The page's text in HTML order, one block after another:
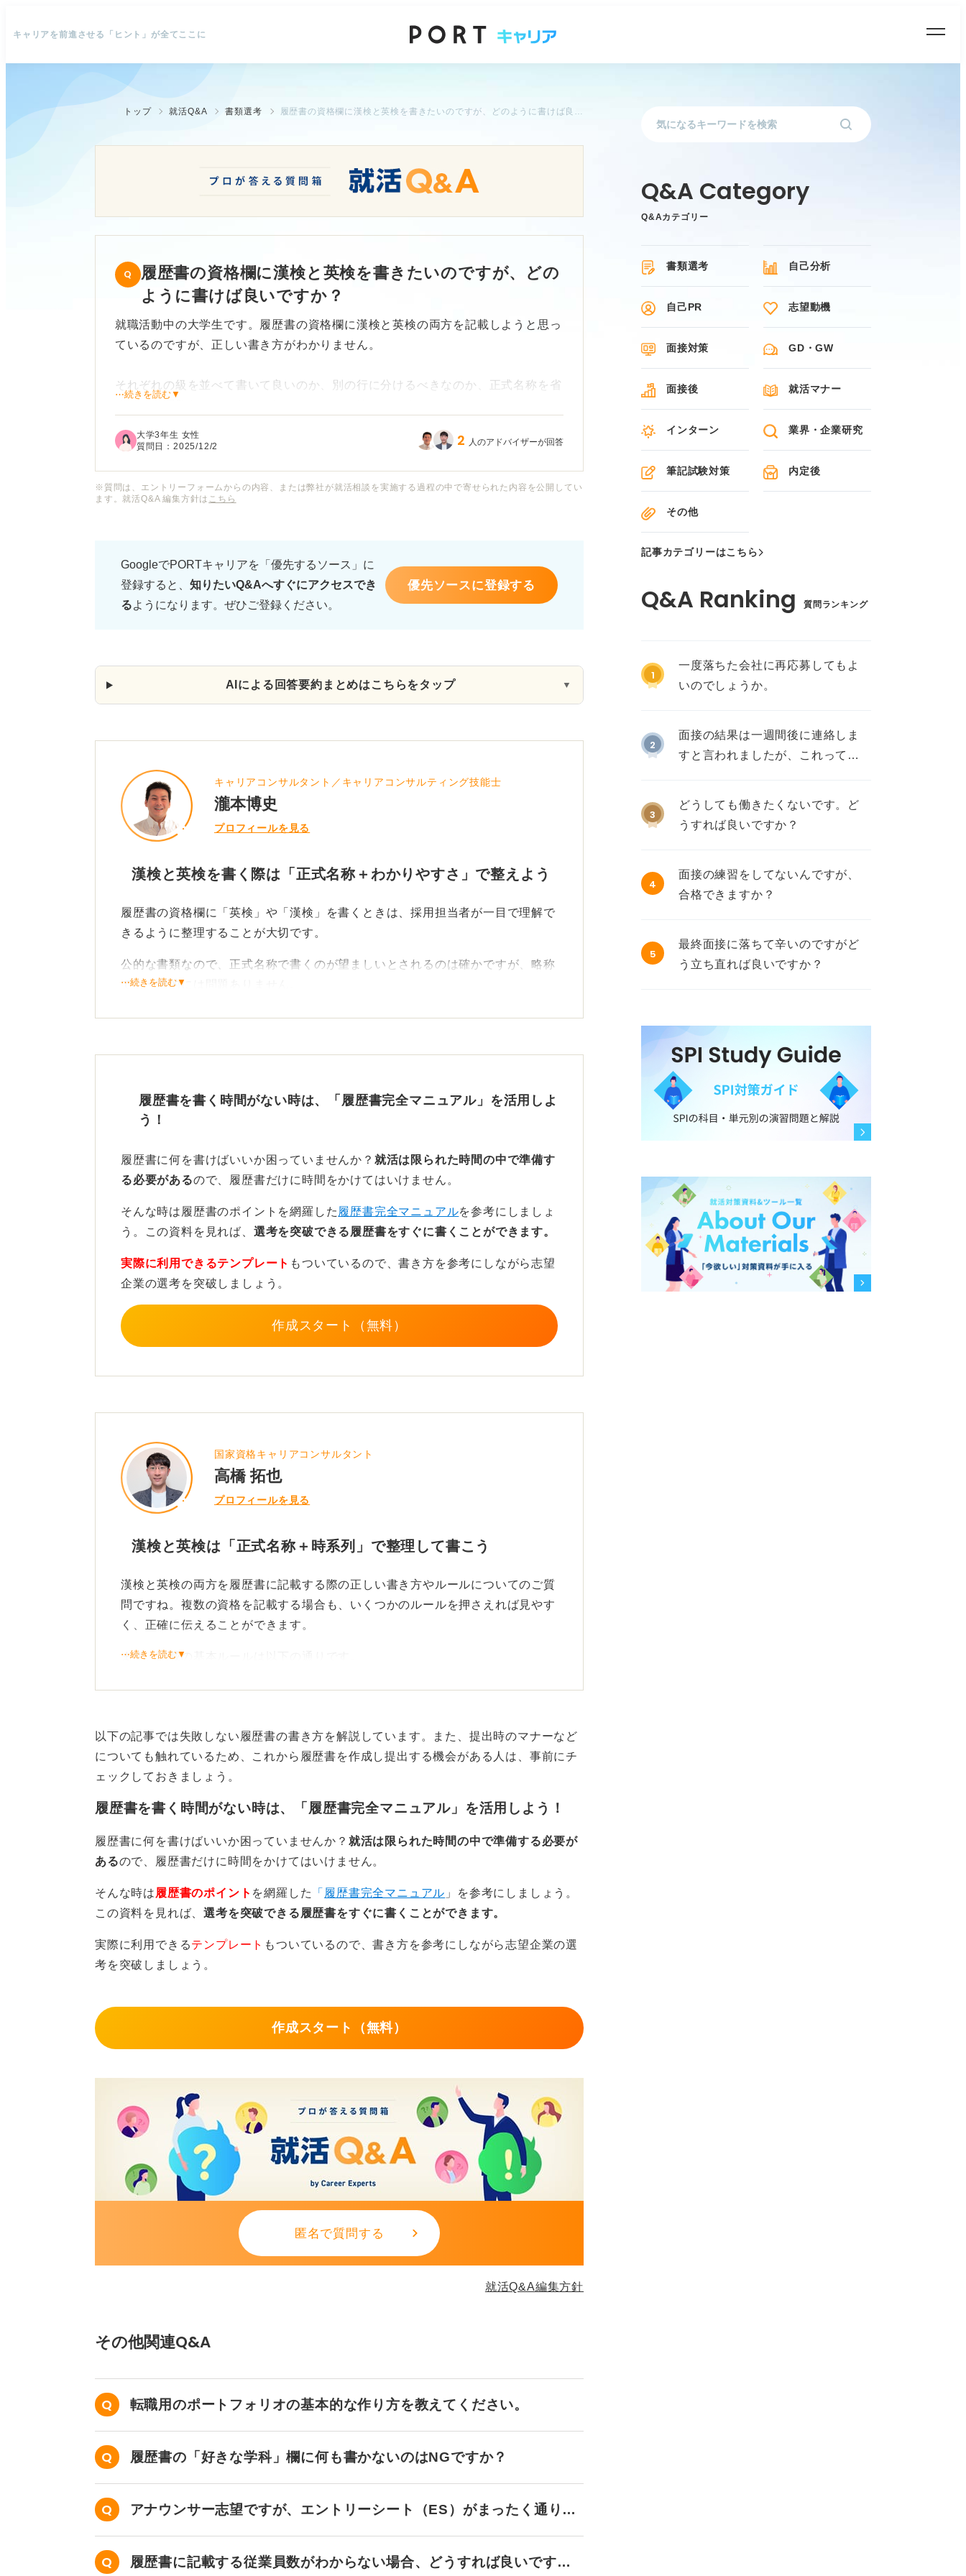
キャリアを前進させる「ヒント」が全てここに
トップ 就活Q&A 書類選考 履歴書の資格欄に漢検と英検を書きたいのですが、どのように書けば良いですか？
履歴書の資格欄に漢検と英検を書きたいのですが、どの
ように書けば良いですか？
就職活動中の大学生です。履歴書の資格欄に漢検と英検の両方を記載しようと思っ
ているのですが、正しい書き方がわかりません。
それぞれの級を並べて書いて良いのか、別の行に分けるべきなのか、正式名称を省
漢検と英検の書き方には、何かルールがあるのでしょうか？
また、資格欄のスペースが限られている場合、漢検と英検をどのような順番で書く
のがマナーとして正しいのかも知りたいです。履歴書で漢検と英検を正しく、見や
⋯続きを読む▼
大学3年生 女性
質問日：2025/12/2 2 人のアドバイザーが回答
※質問は、エントリーフォームからの内容、または弊社が就活相談を実施する過程の中で寄せられた内容を公開してい
ます。就活Q&A 編集方針は こちら
GoogleでPORTキャリアを「優先するソース」に
登録すると、 知りたいQ&Aへすぐにアクセスでき
るようになります。ぜひご登録ください。
優先ソースに登録する
AIによる回答要約まとめはこちらをタップ ▼
キャリアコンサルタント／キャリアコンサルティング技能士
瀧本博史
プロフィールを見る
漢検と英検を書く際は「正式名称＋わかりやすさ」で整えよう
履歴書の資格欄に「英検」や「漢検」を書くときは、採用担当者が一目で理解で
きるように整理することが大切です。
公的な書類なので、正式名称で書くのが望ましいとされるのは確かですが、略称
でも一般的には問題ありません。
たとえば「英検2級」、「漢検2級」と記載しても、多くの企業では十分通じま
それぞれの正しい表記は、「公益財団法人 日本英語検定協会 実用英語技能検定
得」となります。
履歴書の資格欄の書き方に厳密なルールはありませんが、単に時系列ではなく、
応募職種との関連性を意識して順番を決めると良いでしょう。
たとえば、国際的なコミュニケーションが重視される職種なら英検を先に、文章
力や語彙力が重要視される分野なら漢検を先に書くほうが自然です。
また、限られたスペースに複数の資格を並べるときには、「実用英語技能検定二
日に数多くの応募書類を確認します。整ったレイアウトやわかりやすい表現は、
資格そのものよりも、書き方の丁寧さや文字の揃い方から、応募者の誠実さや仕
事に対する姿勢が感じ取られることも少なくありません。
履歴書は自分を表現する最初のビジネス文書です。内容の正確さはもちろん、読
み手への配慮が伝わる一枚を目指すことが、内定への第一歩になります。
0
⋯続きを読む▼
履歴書を書く時間がない時は、「履歴書完全マニュアル」を活用しよ
う！
履歴書に何を書けばいいか困っていませんか？ 就活は限られた時間の中で準備す
る必要があるので、履歴書だけに時間をかけてはいけません。
そんな時は履歴書のポイントを網羅した 履歴書完全マニュアルを参考にしましょ
う。この資料を見れば、 選考を突破できる履歴書をすぐに書くことができます。
実際に利用できるテンプレート もついているので、書き方を参考にしながら志望
企業の選考を突破しましょう。
作成スタート（無料）
国家資格キャリアコンサルタント
高橋 拓也
プロフィールを見る
漢検と英検は「正式名称＋時系列」で整理して書こう
漢検と英検の両方を履歴書に記載する際の正しい書き方やルールについてのご質
問ですね。複数の資格を記載する場合も、いくつかのルールを押さえれば見やす
く、正確に伝えることができます。
まず、記載の基本ルールは以下の通りです。
・1行に1資格が基本: 資格は、学歴や職歴と同様に、1行に1つずつ記載するのが
・正式名称で記載: 資格名称は省略せず、必ず正式名称で記載します。
漢検：「日本漢字能力検定 ○級 合格」
英検：「実用英語技能検定 ○級 合格」
・記載順序の原則: 合格年月が早いものから、時系列順に記載するのが基本ルー
応募職種との関連性を考えて優先順位を付けるのがコツ
複数資格を持っていてすべて書くには行が足りないという場合は、以下の優先順
・【優先度（高）】応募職種に関連する資格：事務職であれば、簿記、秘書検
性が高いものを記載します。
この優先順位にもとづき、まず時系列でリストアップし、行が足りなければ優先
度が低いものを省略するという方法を取ります。
記載する際は、和暦・西暦表記を統一し、日付と資格名がそれぞれ同じ列にくる
ようにし、正確かつ見やすく作成することを心掛けてください。
⋯続きを読む▼
以下の記事では失敗しない履歴書の書き方を解説しています。また、提出時のマナーなど
についても触れているため、これから履歴書を作成し提出する機会がある人は、事前にチ
ェックしておきましょう。
履歴書を書く時間がない時は、「履歴書完全マニュアル」を活用しよう！
履歴書に何を書けばいいか困っていませんか？ 就活は限られた時間の中で準備する必要が
あるので、履歴書だけに時間をかけてはいけません。
そんな時は 履歴書のポイント を網羅した 「 履歴書完全マニュアル 」を参考にしましょう。
この資料を見れば、選考を突破できる履歴書をすぐに書くことができます。
実際に利用できるテンプレート もついているので、書き方を参考にしながら志望企業の選
考を突破しましょう。
作成スタート（無料）
匿名で質問する
就活Q&A編集方針
その他関連Q&A
転職用のポートフォリオの基本的な作り方を教えてください。
履歴書の「好きな学科」欄に何も書かないのはNGですか？
アナウンサー志望ですが、エントリーシート（ES）がまったく通りま
せん……。
履歴書に記載する従業員数がわからない場合、どうすれば良いです
Q&Aカテゴリー
書類選考 自己分析
自己PR 志望動機
面接対策 GD・GW
面接後 就活マナー
インターン 業界・企業研究
筆記試験対策 内定後
その他
記事カテゴリーはこちら
質問ランキング
1
一度落ちた会社に再応募してもよ
いのでしょうか。
2
面接の結果は一週間後に連絡しま
すと言われましたが、これって不
3
どうしても働きたくないです。ど
うすれば良いですか？
4
面接の練習をしてないんですが、
合格できますか？
5
最終面接に落ちて辛いのですがど
う立ち直れば良いですか？